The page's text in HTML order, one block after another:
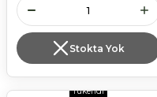
Stokta Yok
Tükendi